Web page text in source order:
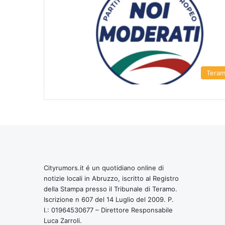
Cityrumors.it é un quotidiano online di
notizie locali in Abruzzo, iscritto al Registro
della Stampa presso il Tribunale di Teramo.
Iscrizione n 607 del 14 Luglio del 2009. P.
I.: 01964530677 – Direttore Responsabile
Luca Zarroli.